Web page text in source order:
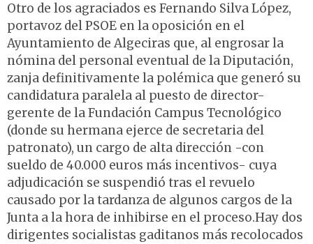
Otro de los agraciados es Fernando Silva López,
portavoz del PSOE en la oposición en el
Ayuntamiento de Algeciras que, al engrosar la
nómina del personal eventual de la Diputación,
zanja definitivamente la polémica que generó su
candidatura paralela al puesto de director-
gerente de la Fundación Campus Tecnológico
(donde su hermana ejerce de secretaria del
patronato), un cargo de alta dirección -con
sueldo de 40.000 euros más incentivos- cuya
adjudicación se suspendió tras el revuelo
causado por la tardanza de algunos cargos de la
Junta a la hora de inhibirse en el proceso.Hay dos
dirigentes socialistas gaditanos más recolocados